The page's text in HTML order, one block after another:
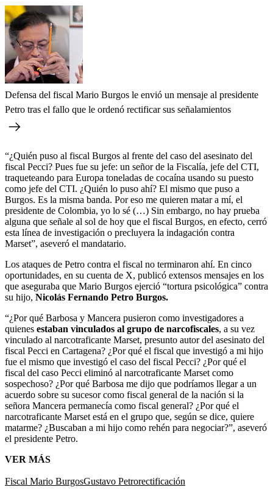
Defensa del fiscal Mario Burgos le envió un mensaje al presidente
Petro tras el fallo que le ordenó rectificar sus señalamientos
“¿Quién puso al fiscal Burgos al frente del caso del asesinato del
fiscal Pecci? Pues fue su jefe: un señor de la Fiscalía, jefe del CTI,
traqueteando para Europa toneladas de cocaína usando su puesto
como jefe del CTI. ¿Quién lo puso ahí? El mismo que puso a
Burgos. Es la misma banda. Por eso me quieren matar a mí, el
presidente de Colombia, yo lo sé (…) Sin embargo, no hay prueba
alguna que señale al sol de hoy que el fiscal Burgos, en efecto, cerró
esta línea de investigación o precluyera la indagación contra
Marset”, aseveró el mandatario.
Los ataques de Petro contra el fiscal no terminaron ahí. En cinco
oportunidades, en su cuenta de X, publicó extensos mensajes en los
que aseguraba que Mario Burgos ejerció “tortura psicológica” contra
su hijo, Nicolás Fernando Petro Burgos.
“¿Por qué Barbosa y Mancera pusieron como investigadores a
quienes estaban vinculados al grupo de narcofiscales, a su vez
vinculado al narcotraficante Marset, presunto autor del asesinato del
fiscal Pecci en Cartagena? ¿Por qué el fiscal que investigó a mi hijo
fue el mismo que investigó el caso del fiscal Pecci? ¿Por qué el
fiscal del caso Pecci eliminó al narcotraficante Marset como
sospechoso? ¿Por qué Barbosa me dijo que podríamos llegar a un
acuerdo sobre su sucesor como fiscal general de la nación si la
señora Mancera permanecía como fiscal general? ¿Por qué el
narcotraficante Marset está en el grupo que, según se dice, quiere
matarme? ¿Buscaban a mi hijo como rehén para negociar?”, aseveró
el presidente Petro.
VER MÁS
Fiscal Mario BurgosGustavo Petrorectificación